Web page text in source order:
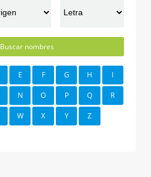
Buscar nombres
E F G H I
N O P Q R
W X Y Z